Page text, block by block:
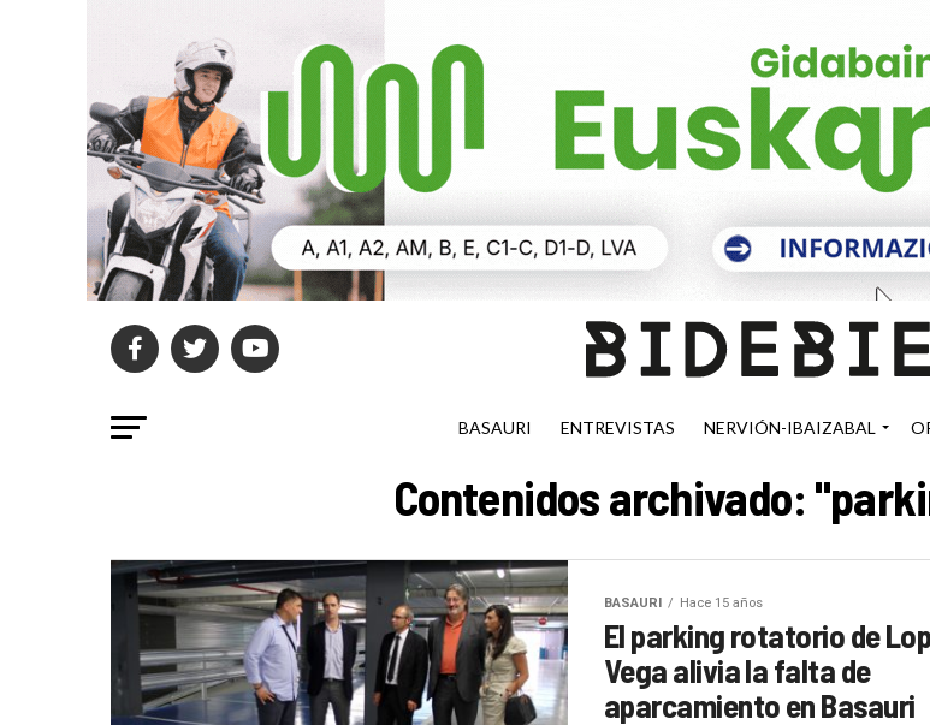
BASAURI ENTREVISTAS NERVIÓN-IBAIZABAL
Contenidos archivado:
BASAURI Hace 15 años
El parking rotatorio de
Vega alivia la falta de
aparcamiento en Basauri